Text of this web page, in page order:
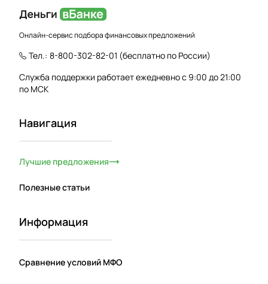
Онлайн-сервис подбора финансовых предложений
Тел.: 8-800-302-82-01 (бесплатно по России)
Служба поддержки работает ежедневно с 9:00 до 21:00
по МСК
Навигация
Лучшие предложения
Полезные статьи
Информация
Сравнение условий МФО